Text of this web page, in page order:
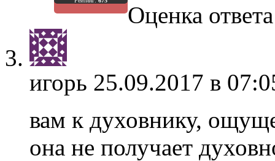
Оценка
игорь 25.09.2017 в
вам к духовнику,
она не получает